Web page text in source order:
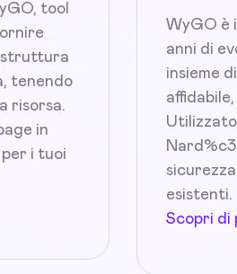
tool
struttura
tenendo
risorsa.
in
i tuoi
WyGO è
anni di
insieme
esistenti.
Scopri di